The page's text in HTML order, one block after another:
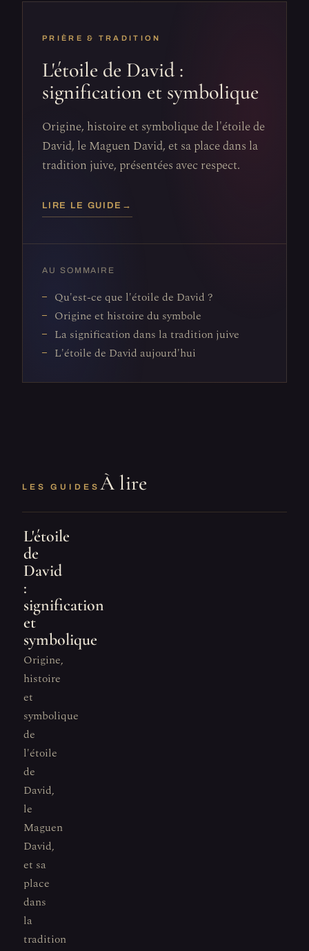
PRIÈRE & TRADITION
L'étoile de David :
signification et symbolique
Origine, histoire et symbolique de l'étoile de
David, le Maguen David, et sa place dans la
tradition juive, présentées avec respect.
LIRE LE GUIDE →
AU SOMMAIRE
Qu'est-ce que l'étoile de David ?
Origine et histoire du symbole
La signification dans la tradition juive
L'étoile de David aujourd'hui
LES GUIDES À lire
L'étoile
de
David
:
signification
et
symbolique
Origine,
histoire
et
symbolique
de
l'étoile
de
David,
le
Maguen
David,
et sa
place
dans
la
tradition